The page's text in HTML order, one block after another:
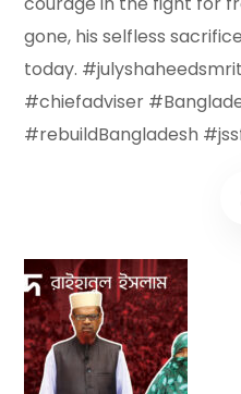
gone, his selfless
today.
#chiefadviser
#rebuildBangladesh